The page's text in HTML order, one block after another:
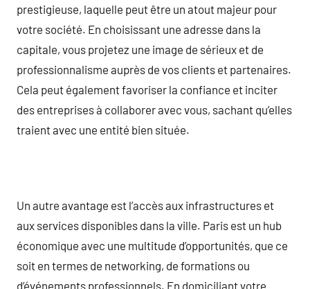
prestigieuse, laquelle peut être un atout majeur pour
votre société. En choisissant une adresse dans la
capitale, vous projetez une image de sérieux et de
professionnalisme auprès de vos clients et partenaires.
Cela peut également favoriser la confiance et inciter
des entreprises à collaborer avec vous, sachant qu’elles
traient avec une entité bien située.
Un autre avantage est l’accès aux infrastructures et
aux services disponibles dans la ville. Paris est un hub
économique avec une multitude d’opportunités, que ce
soit en termes de networking, de formations ou
d’événements professionnels. En domiciliant votre